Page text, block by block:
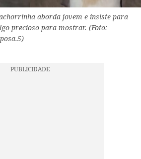
aborda jovem e insiste para
precioso para mostrar. (Foto: